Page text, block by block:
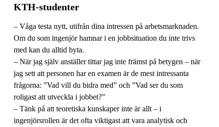
KTH-studenter
– Våga testa nytt, utifrån dina intressen på arbetsmarknaden.
Om du som ingenjör hamnar i en jobbsituation du inte trivs
med kan du alltid byta.
– När jag själv anställer tittar jag inte främst på betygen – när
jag sett att personen har en examen är de mest intressanta
frågorna: ”Vad vill du bidra med” och ”Vad ser du som
roligast att utveckla i jobbet?”
– Tänk på att teoretiska kunskaper inte är allt – i
ingenjörsrollen är det ofta viktigast att vara analytisk och